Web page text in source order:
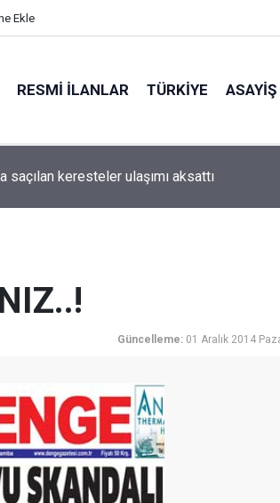
Ekle
RESMI İLANLAR TÜRKİYE ASAYİŞ
saçılan keresteler ulaşımı aksattı
Güncelleme: 01 Aralık 2014